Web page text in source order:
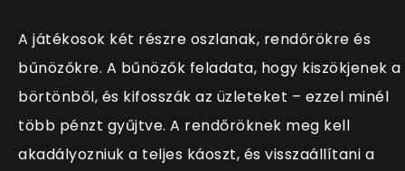
A játékosok két részre oszlanak, rendőrökre és
bűnözőkre. A bűnözők feladata, hogy kiszökjenek a
börtönből, és kifosszák az üzleteket – ezzel minél
több pénzt gyűjtve. A rendőröknek meg kell
akadályozniuk a teljes káoszt, és visszaállítani a